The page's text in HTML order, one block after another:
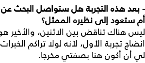
- بعدهذه التجربةهلستواصل البحثعن
أمستعودإلىنظيره الممثل؟
ليس هناك تناقض بين الاثنين،
انضاج تجربة الأول، لأنه لولا تراكم الخبرات
لي أن أكون هنا بصفتي مخرجا.